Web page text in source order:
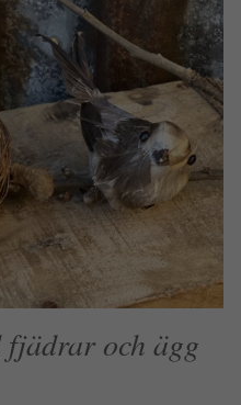
fjädrar och ägg